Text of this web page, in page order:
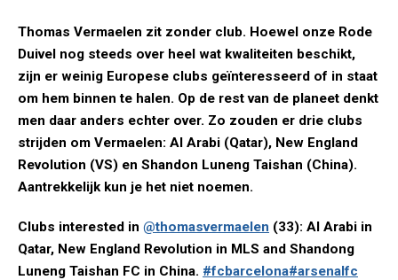
Thomas Vermaelen zit zonder club. Hoewel onze Rode
Duivel nog steeds over heel wat kwaliteiten beschikt,
zijn er weinig Europese clubs geïnteresseerd of in staat
om hem binnen te halen. Op de rest van de planeet denkt
men daar anders echter over. Zo zouden er drie clubs
strijden om Vermaelen: Al Arabi (Qatar), New England
Revolution (VS) en Shandon Luneng Taishan (China).
Aantrekkelijk kun je het niet noemen.
Clubs interested in @thomasvermaelen (33): Al Arabi in
Qatar, New England Revolution in MLS and Shandong
Luneng Taishan FC in China. #fcbarcelona#arsenalfc